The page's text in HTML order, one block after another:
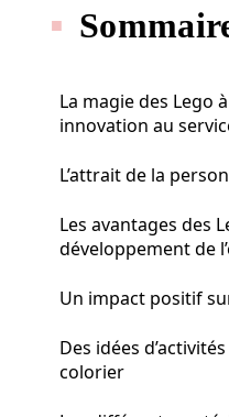
La magie des Lego
innovation au
L’attrait de la
Les avantages des
développement de
Un impact positif
Des idées
colorier